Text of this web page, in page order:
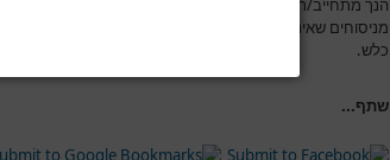
הנך מתחייב/ת שבהוספת הודעה לפורום, תוכן ההודעה יהיה
מניסוחים שאינם ראויים, מפרסומות ומהתקפות אישיות.
כלש.
שתף...